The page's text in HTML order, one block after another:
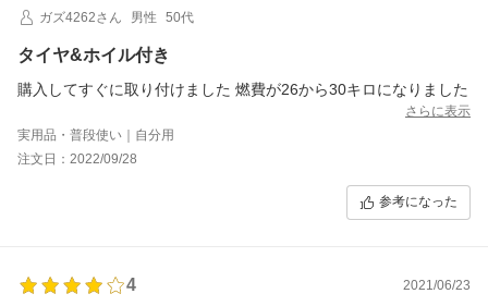
ガズ4262さん
男性 50代
タイヤ&ホイル付き
購入してすぐに取り付けました 燃費が26から30キロになりました
さらに表示
実用品・普段使い｜自分用
注文日：2022/09/28
参考になった
4
2021/06/23